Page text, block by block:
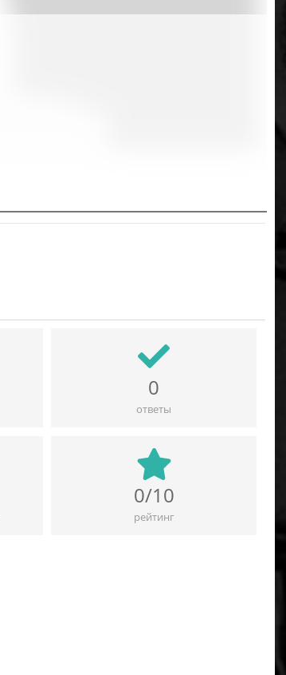
0
ответы
0/10
рейтинг